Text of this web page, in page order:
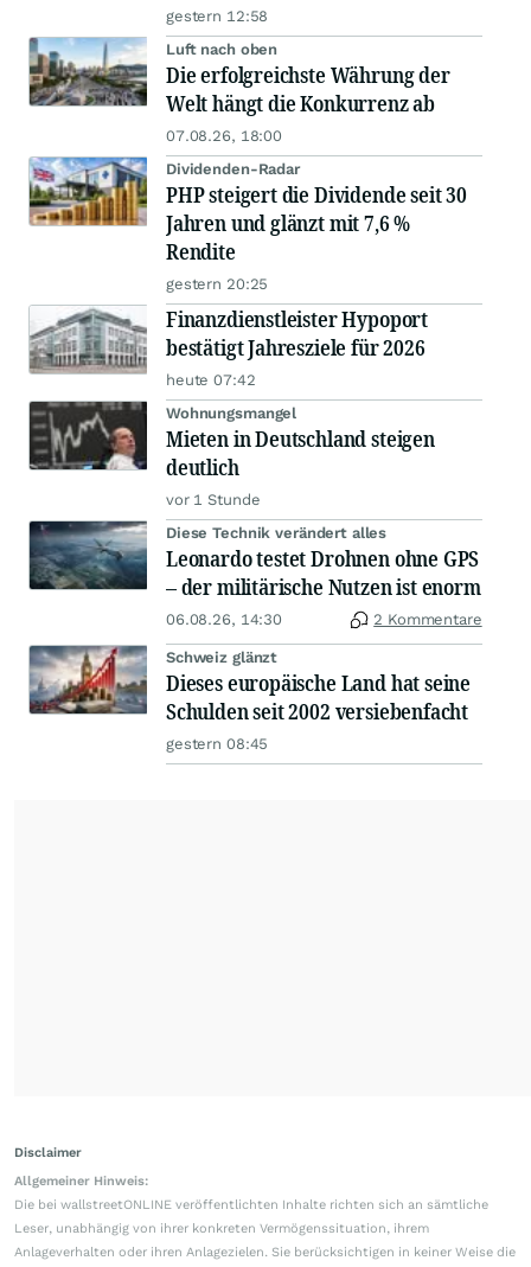
gestern 12:58
Luft nach oben
Die erfolgreichste Währung der
Welt hängt die Konkurrenz ab
07.08.26, 18:00
Dividenden-Radar
PHP steigert die Dividende seit 30
Jahren und glänzt mit 7,6 %
Rendite
gestern 20:25
Finanzdienstleister Hypoport
bestätigt Jahresziele für 2026
heute 07:42
Wohnungsmangel
Mieten in Deutschland steigen
deutlich
vor 1 Stunde
Diese Technik verändert alles
Leonardo testet Drohnen ohne GPS
– der militärische Nutzen ist enorm
06.08.26, 14:30 2 Kommentare
Schweiz glänzt
Dieses europäische Land hat seine
Schulden seit 2002 versiebenfacht
gestern 08:45
Disclaimer
Allgemeiner Hinweis:
Die bei wallstreetONLINE veröffentlichten Inhalte richten sich an sämtliche
Leser, unabhängig von ihrer konkreten Vermögenssituation, ihrem
Anlageverhalten oder ihren Anlagezielen. Sie berücksichtigen in keiner Weise die